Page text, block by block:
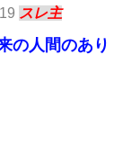
スレ主
の人間のあり